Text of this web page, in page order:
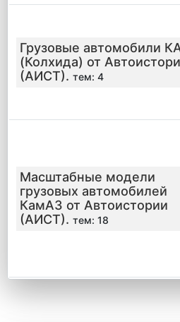
Грузовые автомобили
(Колхида) от
(АИСТ). тем: 4
Масштабные модели
грузовых автомобилей
КамАЗ от Автоистории
(АИСТ). тем: 18